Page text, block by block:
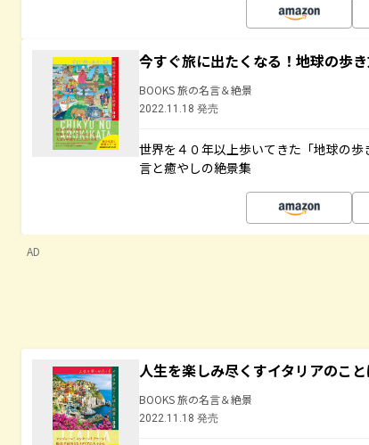
今すぐ旅に出たくなる！地球の歩
BOOKS 旅の名言＆絶景
2022.11.18 発売
世界を４０年以上歩いてきた「地球の
言と癒やしの絶景集
AD
人生を楽しみ尽くすイタリアのこ
BOOKS 旅の名言＆絶景
2022.11.18 発売